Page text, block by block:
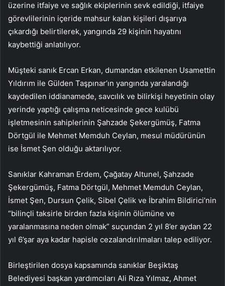
üzerine itfaiye ve sağlık ekiplerinin sevk edildiği, itfaiye
görevlilerinin içeride mahsur kalan kişileri dışarıya
çıkardığı belirtilerek, yangında 29 kişinin hayatını
kaybettiği anlatılıyor.
Müşteki sanık Ercan Erkan, dumandan etkilenen Usamettin
Yıldırım ile Gülden Taşpınar’ın yangında yaralandığı
kaydedilen iddianamede, savcılık ve bilirkişi heyetinin olay
yerinde yaptığı çalışma neticesinde gece kulübü
işletmesinin sahiplerinin Şahzade Şekergümüş, Fatma
Dörtgül ile Mehmet Memduh Ceylan, mesul müdürünün
ise İsmet Şen olduğu aktarılıyor.
Sanıklar Kahraman Erdem, Çağatay Altunel, Şahzade
Şekergümüş, Fatma Dörtgül, Mehmet Memduh Ceylan,
İsmet Şen, Dursun Çelik, Sibel Çelik ve İbrahim Bildirici’nin
“bilinçli taksirle birden fazla kişinin ölümüne ve
yaralanmasına neden olmak” suçundan 2 yıl 8’er aydan 22
yıl 6’şar aya kadar hapisle cezalandırılmaları talep ediliyor.
Birleştirilen dosya kapsamında sanıklar Beşiktaş
Belediyesi başkan yardımcıları Ali Rıza Yılmaz, Ahmet